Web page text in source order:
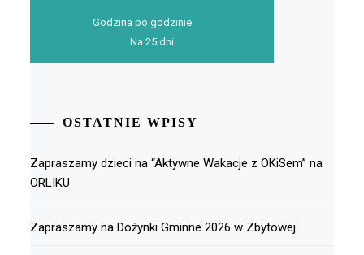
Godzina po godzinie
Na 25 dni
OSTATNIE WPISY
Zapraszamy dzieci na “Aktywne Wakacje z OKiSem” na
ORLIKU
Zapraszamy na Dożynki Gminne 2026 w Zbytowej.